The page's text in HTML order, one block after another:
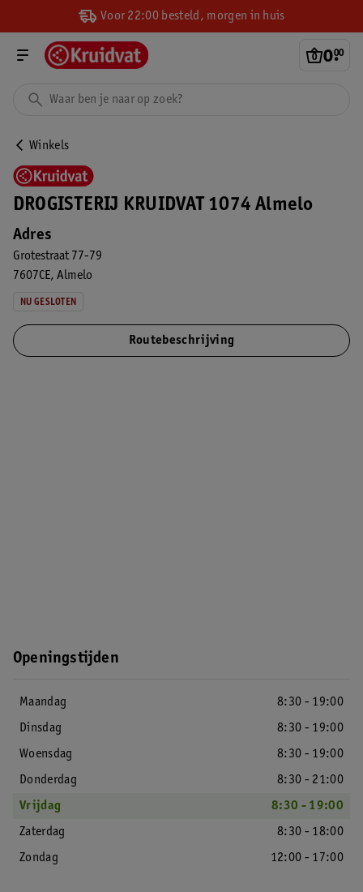
Voor 22:00 besteld, morgen in huis
0.
00
Winkels
DROGISTERIJ KRUIDVAT 1074 Almelo
Adres
Grotestraat 77-79
7607CE Almelo
NU GESLOTEN
Routebeschrijving
Openingstijden
Maandag
8:30 - 19:00
Dinsdag
8:30 - 19:00
Woensdag
8:30 - 19:00
Donderdag
8:30 - 21:00
Vrijdag
8:30 - 19:00
Zaterdag
8:30 - 18:00
Zondag
12:00 - 17:00